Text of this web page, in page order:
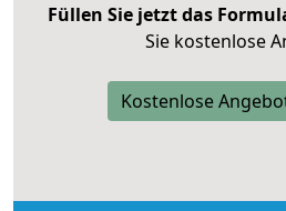
Füllen Sie jetzt das
Sie kostenlose
Kostenlose